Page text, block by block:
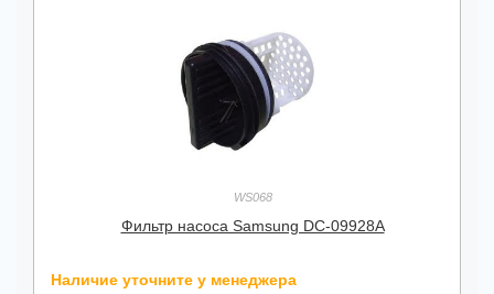
WS068
Фильтр насоса Samsung DC-09928A
Наличие уточните у менеджера